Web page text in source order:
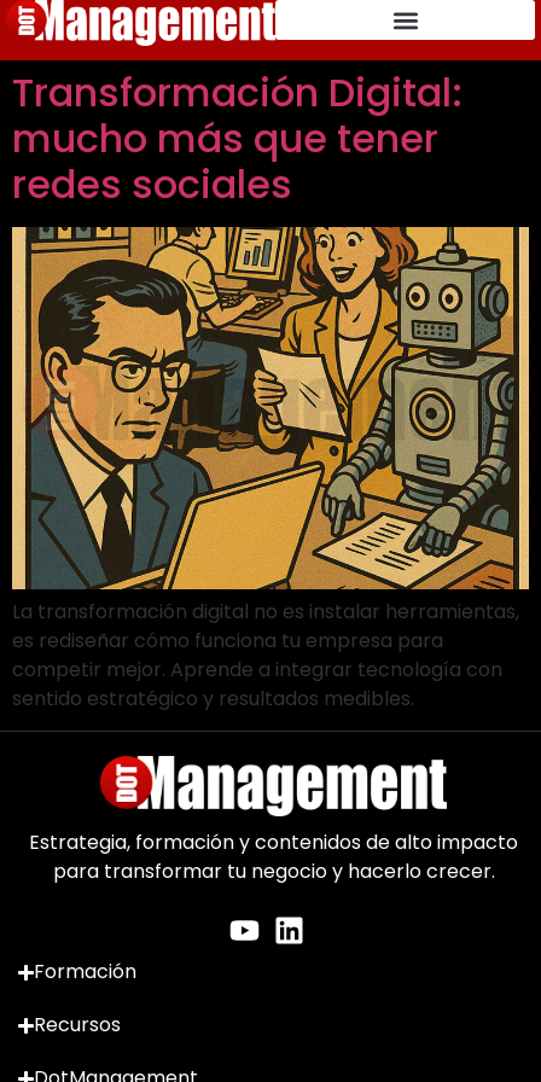
Transformación Digital:
mucho más que tener
redes sociales
La transformación digital no es instalar herramientas,
es rediseñar cómo funciona tu empresa para
competir mejor. Aprende a integrar tecnología con
sentido estratégico y resultados medibles.
Estrategia, formación y contenidos de alto impacto
para transformar tu negocio y hacerlo crecer.
Formación
Recursos